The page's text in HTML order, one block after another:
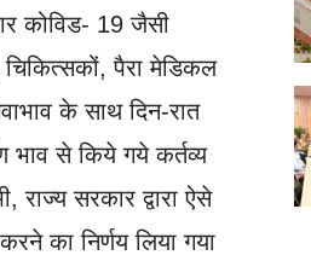
कोविड- 19 जैसी
चिकित्सकों, पैरा मेडिकल
के साथ दिन-रात
भाव से किये गये कर्तव्य
सरकार द्वारा ऐसे
का निर्णय लिया गया